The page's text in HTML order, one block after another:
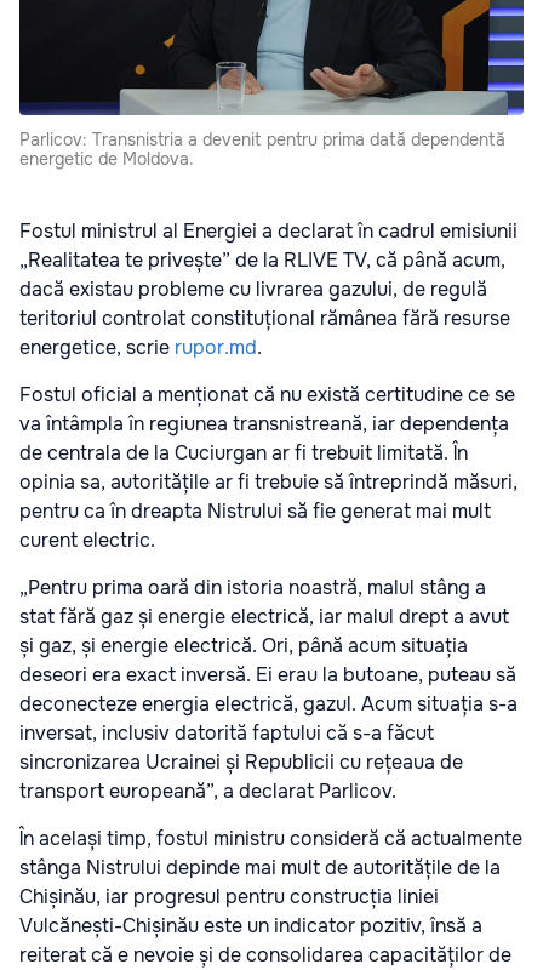
Parlicov: Transnistria a devenit pentru prima dată dependentă
energetic de Moldova.
Fostul ministrul al Energiei a declarat în cadrul emisiunii
„Realitatea te privește” de la RLIVE TV, că până acum,
dacă existau probleme cu livrarea gazului, de regulă
teritoriul controlat constituțional rămânea fără resurse
energetice, scrie rupor.md.
Fostul oficial a menționat că nu există certitudine ce se
va întâmpla în regiunea transnistreană, iar dependența
de centrala de la Cuciurgan ar fi trebuit limitată. În
opinia sa, autoritățile ar fi trebuie să întreprindă măsuri,
pentru ca în dreapta Nistrului să fie generat mai mult
curent electric.
„Pentru prima oară din istoria noastră, malul stâng a
stat fără gaz și energie electrică, iar malul drept a avut
și gaz, și energie electrică. Ori, până acum situația
deseori era exact inversă. Ei erau la butoane, puteau să
deconecteze energia electrică, gazul. Acum situația s-a
inversat, inclusiv datorită faptului că s-a făcut
sincronizarea Ucrainei și Republicii cu rețeaua de
transport europeană”, a declarat Parlicov.
În același timp, fostul ministru consideră că actualmente
stânga Nistrului depinde mai mult de autoritățile de la
Chișinău, iar progresul pentru construcția liniei
Vulcănești-Chișinău este un indicator pozitiv, însă a
reiterat că e nevoie și de consolidarea capacităților de